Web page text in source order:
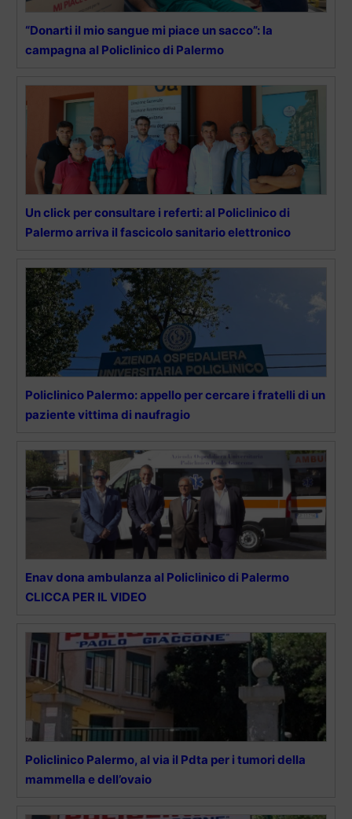
“Donarti il mio sangue mi piace un sacco”: la
campagna al Policlinico di Palermo
Un click per consultare i referti: al Policlinico di
Palermo arriva il fascicolo sanitario elettronico
Policlinico Palermo: appello per cercare i fratelli di un
paziente vittima di naufragio
Enav dona ambulanza al Policlinico di Palermo
CLICCA PER IL VIDEO
Policlinico Palermo, al via il Pdta per i tumori della
mammella e dell’ovaio